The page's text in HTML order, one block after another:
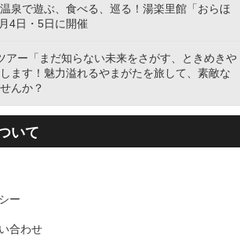
温泉で遊ぶ、食べる、巡る！湯楽里館「おらほ
4日・5日に開催
アー「まだ知らない未来をさがす、ときめきや
ます！魅力溢れるやまがたを旅して、素敵な
んか？
いて
ー
合わせ